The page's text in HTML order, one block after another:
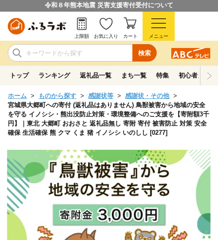
令和８年熊本地震 災害支援寄付受付について
検索
上限額 お気に入り カート メニュー
トップ ランキング 返礼品一覧 まち一覧 特集 初心者ガイド
ホーム ものから探す 感謝状等
感謝状・その他
宮城県大郷町への寄付 (返礼品はありません) 鳥獣被害から地域の安全
を守る イノシシ・熊出没防止対策・環境整備へのご支援を【寄附額3千
円】｜東北 大郷町 おおさと 返礼品無し 寄附 寄付 被害防止 対策 安全
確保 生活確保 熊 クマ くま 猪 イノシシ いのしし [0277]